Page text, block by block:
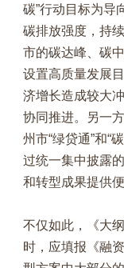
碳”行动目标为导
碳排放强度，持
市的碳达峰、碳
设置高质量发展
济增长造成较大
协同推进。另一
州市“绿贷通”和“
过统一集中披露
和转型成果提供便
不仅如此，《大
时，应填报《融